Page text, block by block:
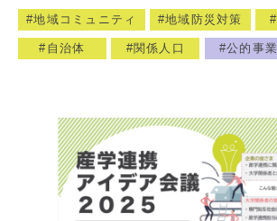
地域コミュニティ 地域防災対策
自治体 関係人口 公的事業